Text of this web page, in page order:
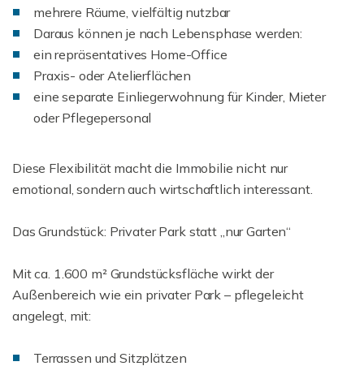
mehrere Räume, vielfältig nutzbar
Daraus können je nach Lebensphase werden:
ein repräsentatives Home-Office
Praxis- oder Atelierflächen
eine separate Einliegerwohnung für Kinder, Mieter
oder Pflegepersonal
Diese Flexibilität macht die Immobilie nicht nur
emotional, sondern auch wirtschaftlich interessant.
Das Grundstück: Privater Park statt „nur Garten“
Mit ca. 1.600 m² Grundstücksfläche wirkt der
Außenbereich wie ein privater Park – pflegeleicht
angelegt, mit:
Terrassen und Sitzplätzen